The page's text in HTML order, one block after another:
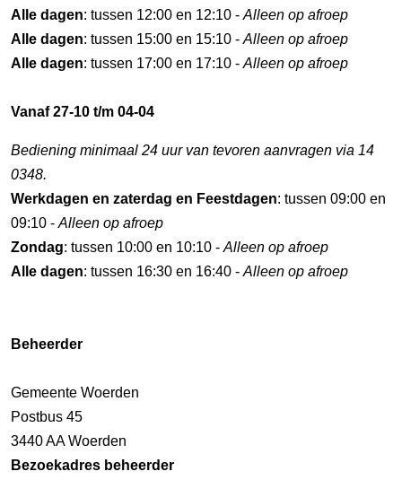
Alle dagen: tussen 12:00 en 12:10 - Alleen op afroep
Alle dagen: tussen 15:00 en 15:10 - Alleen op afroep
Alle dagen: tussen 17:00 en 17:10 - Alleen op afroep
Vanaf 27-10 t/m 04-04
Bediening minimaal 24 uur van tevoren aanvragen via 14
0348.
Werkdagen en zaterdag en Feestdagen: tussen 09:00 en
09:10 - Alleen op afroep
Zondag: tussen 10:00 en 10:10 - Alleen op afroep
Alle dagen: tussen 16:30 en 16:40 - Alleen op afroep
Beheerder
Gemeente Woerden
Postbus 45
3440 AA Woerden
Bezoekadres beheerder